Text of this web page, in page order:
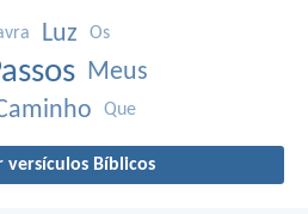
Luz Os
Meus
Que
versículos Bíblicos